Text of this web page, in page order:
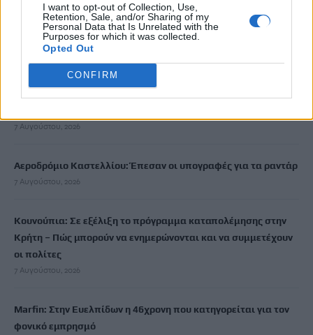
I want to opt-out of Collection, Use,
Retention, Sale, and/or Sharing of my
Personal Data that Is Unrelated with the
Purposes for which it was collected.
Opted Out
CONFIRM
Αεροδρόμιο Καστελλίου: Η ξενάγηση στο εργοτάξιο και τα
μηνύματα Δήμα – Ταχιάου για το μεγάλο έργο
7 Αυγούστου, 2026
7 Αυγούστου, 2026
Αεροδρόμιο Καστελλίου: Έπεσαν οι υπογραφές για τα ραντάρ
7 Αυγούστου, 2026
Κουνούπια: Σε εξέλιξη το πρόγραμμα καταπολέμησης στην
Κρήτη – Πώς μπορούν να ενημερώνονται και να συμμετέχουν
οι πολίτες
7 Αυγούστου, 2026
Marfin: Στην Ευελπίδων η 46χρονη που κατηγορείται για τον
φονικό εμπρησμό